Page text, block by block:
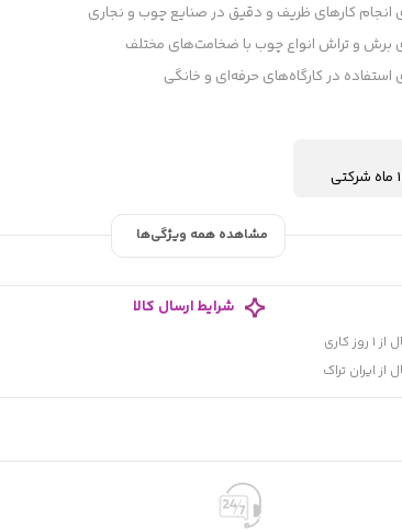
انجام کارهای ظریف و دقیق در صنایع چوب و نجاری
برش و تراش انواع چوب با ضخامت‌های مختلف
استفاده در کارگاه‌های حرفه‌ای و خانگی
مشاهده همه ویژگی‌ها
شرایط ارسال کالا
روز کاری
از ایران تراک